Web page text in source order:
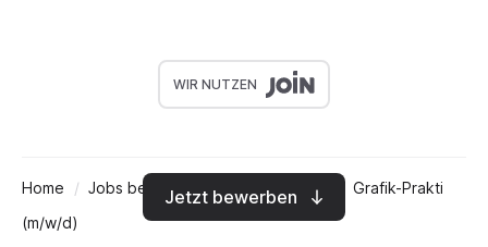
Jetzt bewerben
WIR NUTZEN
Home Jobs bei W3 digital brands GmbH
Grafik-Prakti
(m/w/d)